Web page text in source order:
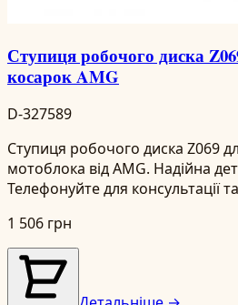
Ступиця робочого диска
косарок AMG
D-327589
Ступиця робочого диска Z069
мотоблока від AMG. Надійна
Телефонуйте для консультації
1 506 грн